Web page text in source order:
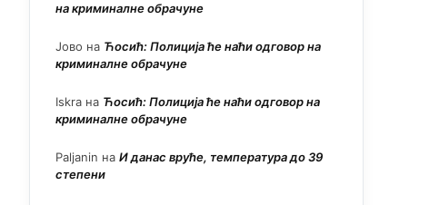
на криминалне обрачуне
Јово на Ћосић: Полиција ће наћи одговор на
криминалне обрачуне
Iskra на Ћосић: Полиција ће наћи одговор на
криминалне обрачуне
Paljanin на И данас вруће, температура до 39
степени